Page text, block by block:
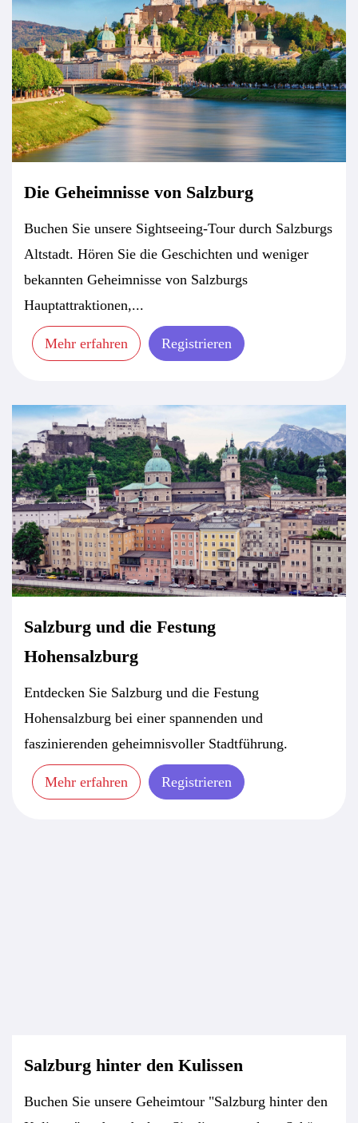
Die Geheimnisse von Salzburg
Buchen Sie unsere Sightseeing-Tour durch Salzburgs
Altstadt. Hören Sie die Geschichten und weniger
bekannten Geheimnisse von Salzburgs
Hauptattraktionen,...
Mehr erfahren Registrieren
Salzburg und die Festung
Hohensalzburg
Entdecken Sie Salzburg und die Festung
Hohensalzburg bei einer spannenden und
faszinierenden geheimnisvoller Stadtführung.
Mehr erfahren Registrieren
Salzburg hinter den Kulissen
Buchen Sie unsere Geheimtour "Salzburg hinter den